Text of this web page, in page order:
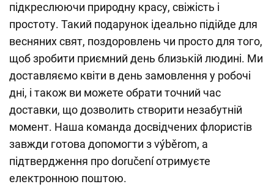
підкреслюючи природну красу, свіжість і
простоту. Такий подарунок ідеально підійде для
весняних свят, поздоровлень чи просто для того,
щоб зробити приємний день близькій людині. Ми
доставляємо квіти в день замовлення у робочі
дні, і також ви можете обрати точний час
доставки, що дозволить створити незабутній
момент. Наша команда досвідчених флористів
завжди готова допомогти з výběrom, а
підтвердження про doručení отримуєте
електронною поштою.